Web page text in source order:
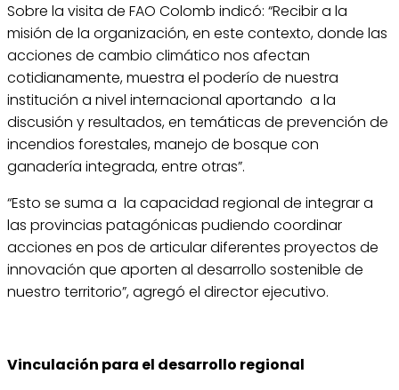
Sobre la visita de FAO Colomb indicó: “Recibir a la
misión de la organización, en este contexto, donde las
acciones de cambio climático nos afectan
cotidianamente, muestra el poderío de nuestra
institución a nivel internacional aportando a la
discusión y resultados, en temáticas de prevención de
incendios forestales, manejo de bosque con
ganadería integrada, entre otras”.
“Esto se suma a la capacidad regional de integrar a
las provincias patagónicas pudiendo coordinar
acciones en pos de articular diferentes proyectos de
innovación que aporten al desarrollo sostenible de
nuestro territorio”, agregó el director ejecutivo.
Vinculación para el desarrollo regional